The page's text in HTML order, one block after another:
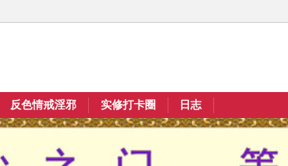
反色情戒淫邪 实修打卡圈 日志